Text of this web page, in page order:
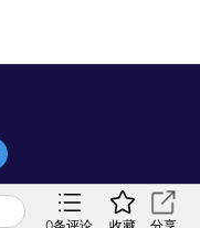
0条评论 收藏 分享